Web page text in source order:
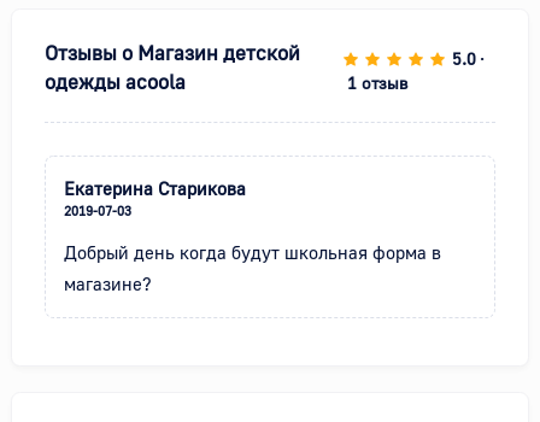
Отзывы о Магазин детской
одежды acoola
5.0 •
1 отзыв
Екатерина Старикова
2019-07-03
Добрый день когда будут школьная форма в
магазине?